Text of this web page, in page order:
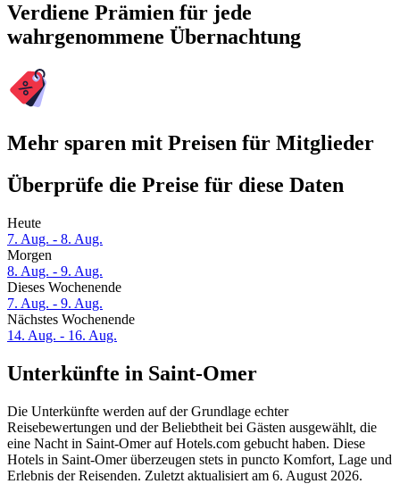
Verdiene Prämien für jede
wahrgenommene Übernachtung
Mehr sparen mit Preisen für Mitglieder
Überprüfe die Preise für diese Daten
Heute
7. Aug. - 8. Aug.
Morgen
8. Aug. - 9. Aug.
Dieses Wochenende
7. Aug. - 9. Aug.
Nächstes Wochenende
14. Aug. - 16. Aug.
Unterkünfte in Saint-Omer
Die Unterkünfte werden auf der Grundlage echter
Reisebewertungen und der Beliebtheit bei Gästen ausgewählt, die
eine Nacht in Saint-Omer auf Hotels.com gebucht haben. Diese
Hotels in Saint-Omer überzeugen stets in puncto Komfort, Lage und
Erlebnis der Reisenden. Zuletzt aktualisiert am 6. August 2026.